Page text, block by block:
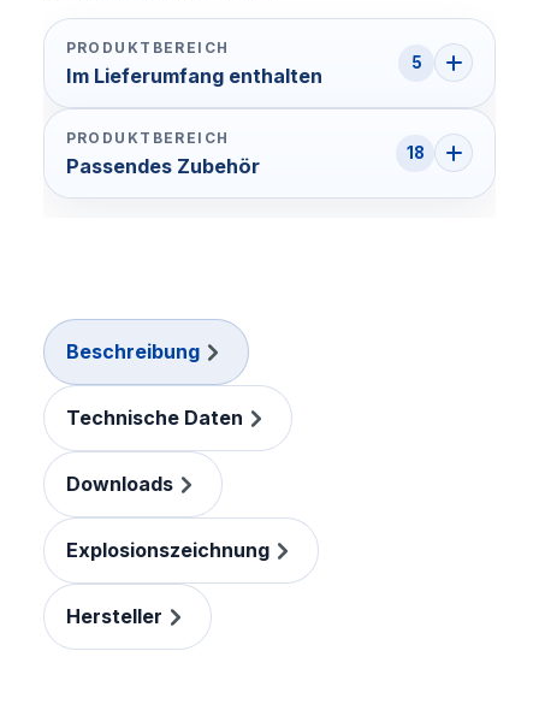
PRODUKTBEREICH
Im Lieferumfang enthalten
5
PRODUKTBEREICH
Passendes Zubehör
18
Beschreibung
Technische Daten
Downloads
Explosionszeichnung
Hersteller